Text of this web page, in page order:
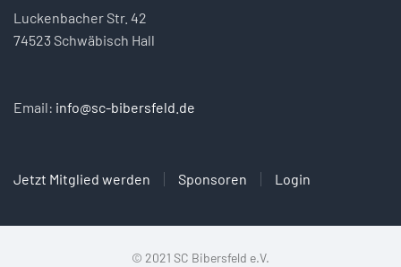
Luckenbacher Str. 42
74523 Schwäbisch Hall
Email: info@sc-bibersfeld.de
Jetzt Mitglied werden Sponsoren Login
© 2021 SC Bibersfeld e.V.